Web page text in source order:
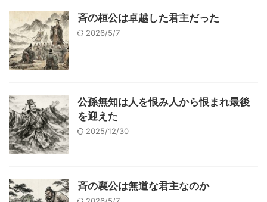
斉の桓公は卓越した君主だった
2026/5/7
公孫無知は人を恨み人から恨まれ最後
を迎えた
2025/12/30
斉の襄公は無道な君主なのか